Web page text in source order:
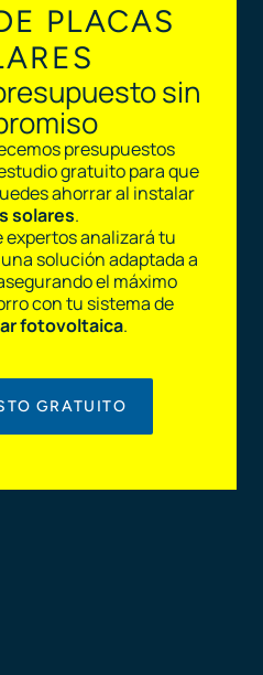
PLACAS
sin
presupuestos
gratuito para que
ahorrar al instalar
solares.
expertos analizará tu
solución adaptada a
el máximo
con tu sistema de
fotovoltaica.
GRATUITO